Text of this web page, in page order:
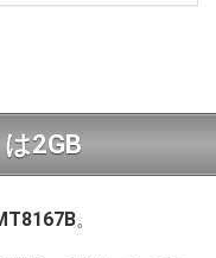
2GB
。